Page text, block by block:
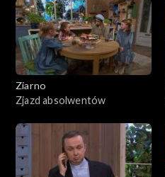
Ziarno
Zjazd absolwentów